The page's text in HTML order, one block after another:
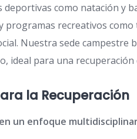
como natación y
programas recreativos
Nuestra sede campestre
ideal para una
la Recuperación
un enfoque